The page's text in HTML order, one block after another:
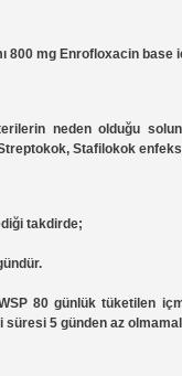
800 mg Enrofloxacin base
neden olduğu
Stafilokok
takdirde;
80 günlük tüketilen
5 günden az